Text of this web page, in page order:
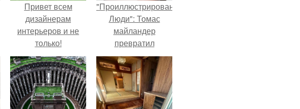
Привет всем
дизайнерам
интерьеров и не
только!
"Проиллюстрированные
Люди": Томас
майландер
превратил
солнечные ожоги в
арт - объект.